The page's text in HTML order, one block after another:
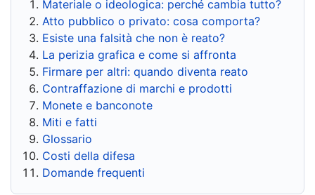
Materiale o ideologica: perché cambia tutto?
Atto pubblico o privato: cosa comporta?
Esiste una falsità che non è reato?
La perizia grafica e come si affronta
Firmare per altri: quando diventa reato
Contraffazione di marchi e prodotti
Monete e banconote
Miti e fatti
Glossario
Costi della difesa
Domande frequenti